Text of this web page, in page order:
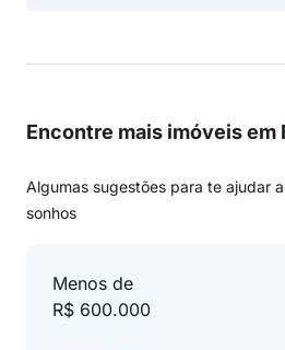
Encontre mais imóveis em
Algumas sugestões para te ajudar
sonhos
Menos de
R$ 600.000